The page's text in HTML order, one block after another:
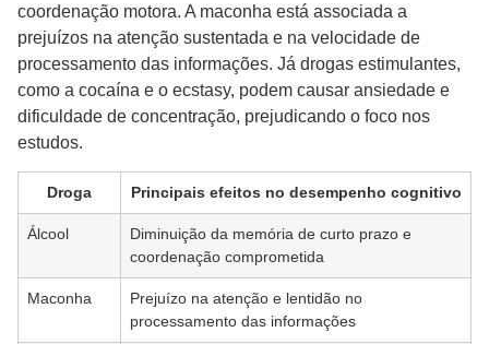
coordenação motora. A maconha está associada a
prejuízos na atenção sustentada e na velocidade de
processamento das informações. Já drogas estimulantes,
como a cocaína e o ecstasy, podem causar ansiedade e
dificuldade de concentração, prejudicando o foco nos
estudos.
Droga Principais efeitos no desempenho cognitivo
Álcool
Diminuição da memória de curto prazo e
coordenação comprometida
Maconha
Prejuízo na atenção e lentidão no
processamento das informações